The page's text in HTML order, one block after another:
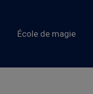
École de magie